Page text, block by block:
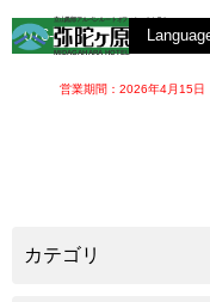
立山黒部アルペンルートオフィシャルホテル
MIDAGAHARA HOTEL
076-442-2222
営業期間：2026年4月15日